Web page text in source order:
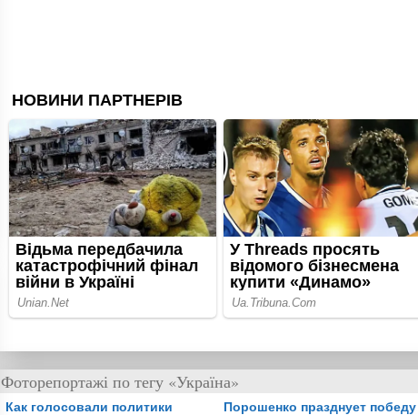
Фоторепортажі по тегу «Україна»
Как голосовали политики Порошенко празднует победу